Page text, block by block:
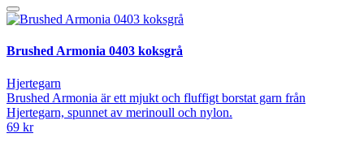
Brushed Armonia 0403 koksgrå
Hjertegarn
Brushed Armonia är ett mjukt och fluffigt borstat garn från
Hjertegarn, spunnet av merinoull och nylon.
69 kr